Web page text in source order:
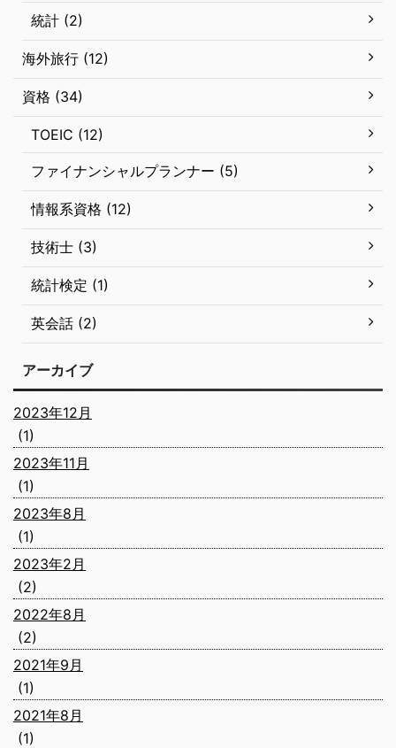
統計 (2)
海外旅行 (12)
資格 (34)
TOEIC (12)
ファイナンシャルプランナー (5)
情報系資格 (12)
技術士 (3)
統計検定 (1)
英会話 (2)
アーカイブ
2023年12月
(1)
2023年11月
(1)
2023年8月
(1)
2023年2月
(2)
2022年8月
(2)
2021年9月
(1)
2021年8月
(1)